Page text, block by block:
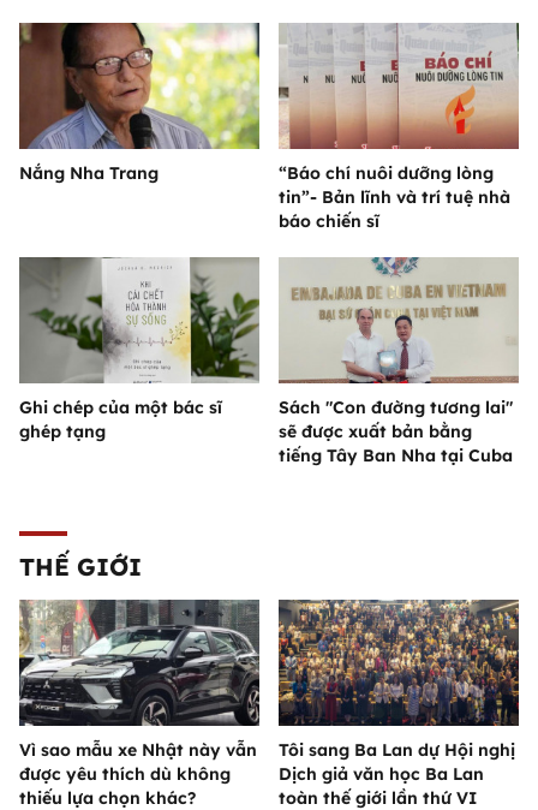
Nắng Nha Trang
“Báo chí nuôi dưỡng lòng
tin”- Bản lĩnh và trí tuệ nhà
báo chiến sĩ
Ghi chép của một bác sĩ
ghép tạng
Sách "Con đường tương lai"
sẽ được xuất bản bằng
tiếng Tây Ban Nha tại Cuba
THẾ GIỚI
Vì sao mẫu xe Nhật này vẫn
được yêu thích dù không
thiếu lựa chọn khác?
Tôi sang Ba Lan dự Hội nghị
Dịch giả văn học Ba Lan
toàn thế giới lần thứ VI